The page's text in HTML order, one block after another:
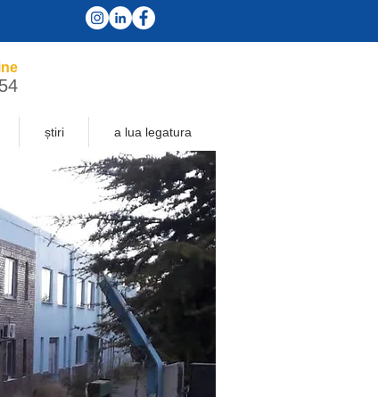
știri a lua legatura